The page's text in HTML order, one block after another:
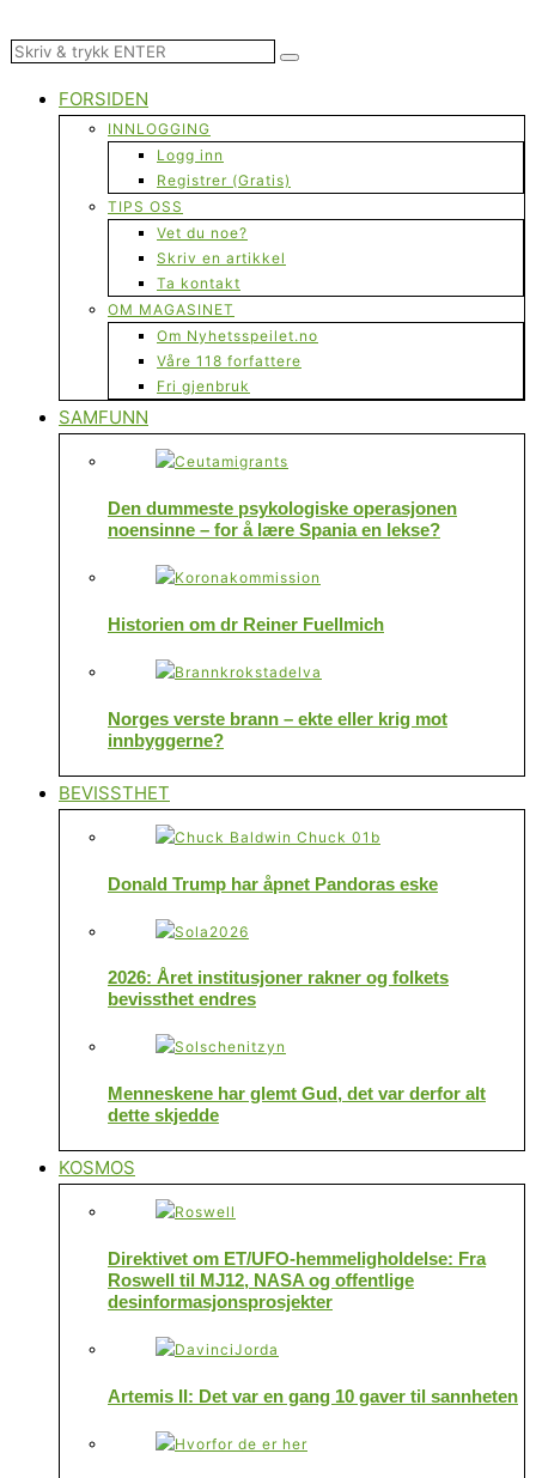
FORSIDEN
INNLOGGING
Logg inn
Registrer (Gratis)
TIPS OSS
Vet du noe?
Skriv en artikkel
Ta kontakt
OM MAGASINET
Om Nyhetsspeilet.no
Våre 118 forfattere
Fri gjenbruk
SAMFUNN
Den dummeste psykologiske operasjonen
noensinne – for å lære Spania en lekse?
Historien om dr Reiner Fuellmich
Norges verste brann – ekte eller krig mot
innbyggerne?
BEVISSTHET
Donald Trump har åpnet Pandoras eske
2026: Året institusjoner rakner og folkets
bevissthet endres
Menneskene har glemt Gud, det var derfor alt
dette skjedde
KOSMOS
Direktivet om ET/UFO-hemmeligholdelse: Fra
Roswell til MJ12, NASA og offentlige
desinformasjonsprosjekter
Artemis II: Det var en gang 10 gaver til sannheten